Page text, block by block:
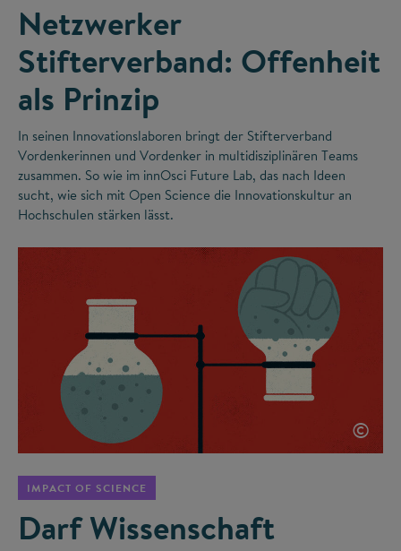
Netzwerker
Stifterverband: Offenheit
als Prinzip
In seinen Innovationslaboren bringt der Stifterverband
Vordenkerinnen und Vordenker in multidisziplinären Teams
zusammen. So wie im innOsci Future Lab, das nach Ideen
sucht, wie sich mit Open Science die Innovationskultur an
Hochschulen stärken lässt.
©
IMPACT OF SCIENCE
Darf Wissenschaft